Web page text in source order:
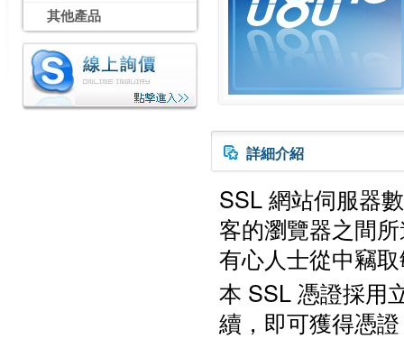
其他產品
詳細介紹
SSL 網站伺服器
客的瀏覽器之間
有心人士從中竊
本 SSL 憑證採用
續，即可獲得憑